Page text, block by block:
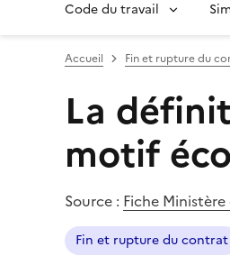
Code du travail
Accueil Fin et rupture du
La
motif
Source : Fiche
Fin et rupture du contrat